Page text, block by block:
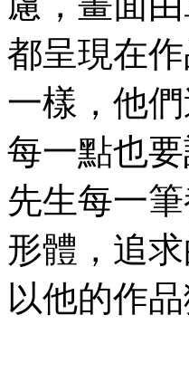
都呈現在
一樣，他
每一點也
先生每一
形體，追
以他的作